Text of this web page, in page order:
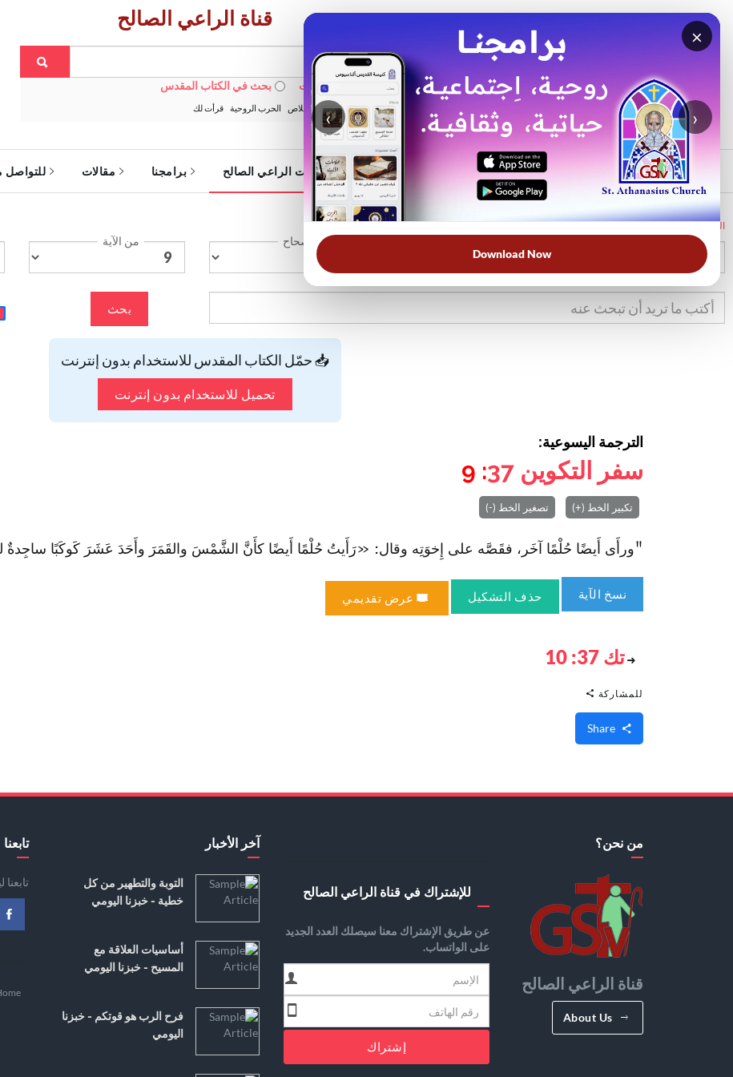
×
‹ ›
Download Now
قناة الراعي الصالح
بحث في الويبسايت بحث في الكتاب المقدس
الأكثر بحثًا: خبزنا اليومي الخلاص الحرب الروحية قرأت لك
الرئيسية خدمات الراعي الصالح برامجنا مقالات للتواصل
الرئيسية
الإصحاح من الآية
بحث
📥 حمّل الكتاب المقدس للاستخدام بدون إنترنت
تحميل للاستخدام بدون إنترنت
الترجمة اليسوعية:
سفر التكوين 37
: 9
تكبير الخط (+) تصغير الخط (-)
"ورأَى أَيضًا حُلْمًا آخَر، فقَصَّه على إِخوَتِه وقال: «رَأَيتُ حُلْمًا أَيضًا كأَنَّ الشَّمْسَ والقَمَرَ وأَحَدَ عَشَرَ كَوكَبًا ساجِدةٌ
نسخ الآية حذف التشكيل عرض تقديمي
تك 37: 10
للمشاركة
من نحن؟
قناة الراعي الصالح
About Us
للإشتراك في قناة الراعي الصالح
عن طريق الإشتراك معنا سيصلك العدد الجديد
على الواتساب.
إشتراك
آخر الأخبار
التوبة والتطهير من كل
خطية - خبزنا اليومي
أساسيات العلاقة مع
المسيح - خبزنا اليومي
فرح الرب هو قوتكم - خبزنا
اليومي
تابعنا